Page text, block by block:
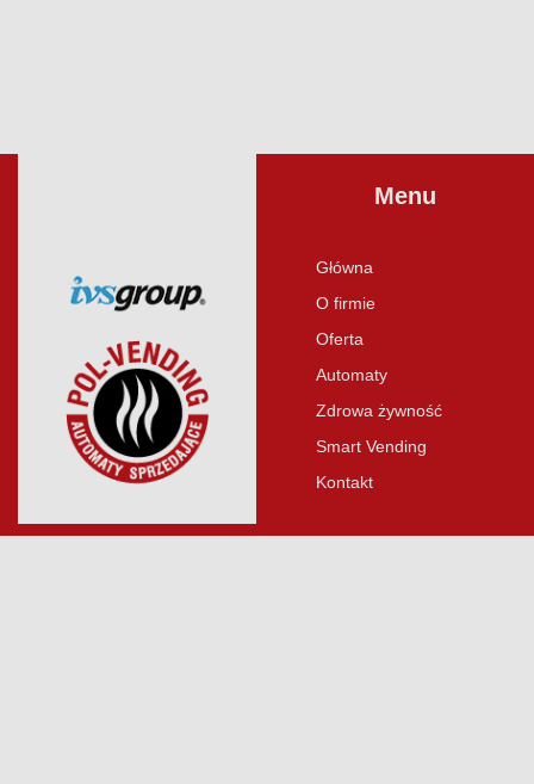
Menu
Główna
O firmie
Oferta
Automaty
Zdrowa żywność
Smart Vending
Kontakt